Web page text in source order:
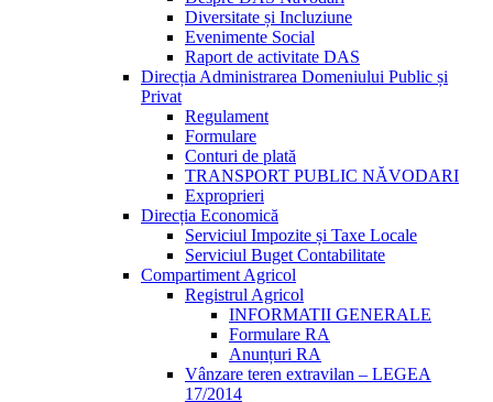
Diversitate și Incluziune
Evenimente Social
Raport de activitate DAS
Direcția Administrarea Domeniului Public și
Privat
Regulament
Formulare
Conturi de plată
TRANSPORT PUBLIC NĂVODARI
Exproprieri
Direcția Economică
Serviciul Impozite și Taxe Locale
Serviciul Buget Contabilitate
Compartiment Agricol
Registrul Agricol
INFORMATII GENERALE
Formulare RA
Anunțuri RA
Vânzare teren extravilan – LEGEA
17/2014